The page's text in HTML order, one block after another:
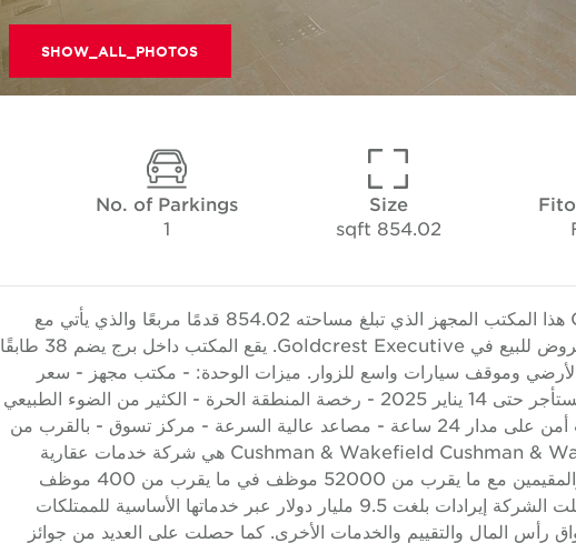
SHOW_ALL_PHOTOS
Size
854.02 sqft
No. of Parkings
1
تقدم Cushman & Wakefield Core هذا المكتب المجهز الذي تبلغ مساحته 854.02 قدمًا مربعًا والذي يأتي مع
مساحة واحدة لوقوف السيارات وهو معروض للبيع في Goldcrest Executive. يقع المكتب داخل برج يضم 38 طابقًا
الأرضي وموقف سيارات واسع للزوار. ميزات الوحدة: - مكتب مجهز - سعر
البيع: 1،070،000 درهم إماراتي/- - مستأجر حتى 14 يناير 2025 - رخصة المنطقة الحرة - الكثير من الضوء الطبيعي
- المنطقة الحرة ميزات المبنى: - مكتب أمن على مدار 24 ساعة - مصاعد عالية السرعة - مركز تسوق - بالقرب من
البنوك حول Cushman & Wakefield Cushman & Wakefield (NYSE: CWK) هي شركة خدمات عقارية
تجارية عالمية رائدة لأصحاب العقارات والمقيمين مع ما يقرب من 52000 موظف في ما يقرب من 400 موظف
مكاتب و 60 دولة. في عام 2023، سجلت الشركة إيرادات بلغت 9.5 مليار دولار عبر خدماتها الأساسية للممتلكات
رأس المال والتقييم والخدمات الأخرى. كما حصلت على العديد من جوائز